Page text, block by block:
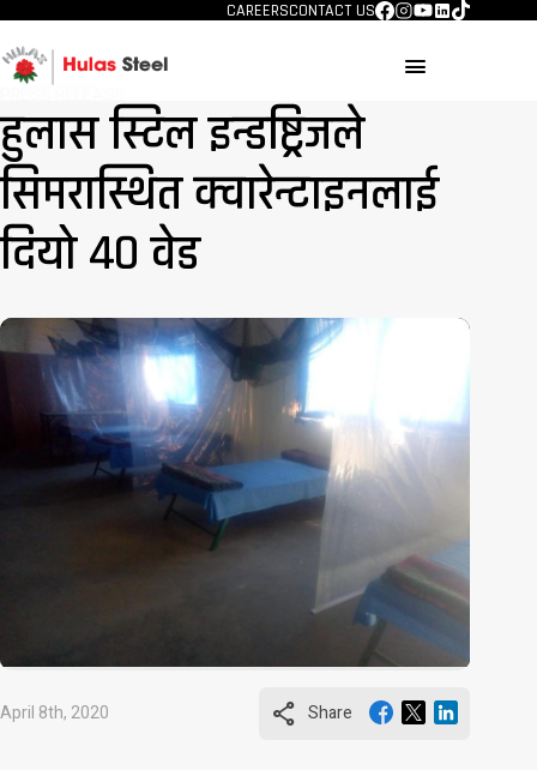
CAREERSCONTACT US
menu
हुलास स्टिल इन्डष्ट्रिजले
सिमरास्थित क्वारेन्टाइनलाई
दियो ४० वेड
April 8th, 2020 share Share